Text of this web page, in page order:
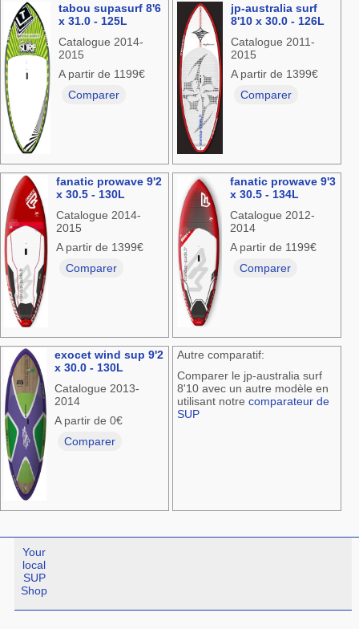
tabou supasurf 8'6
x 31.0 - 125L
Catalogue 2014-
2015
A partir de 1199€
Comparer
jp-australia surf
8'10 x 30.0 - 126L
Catalogue 2011-
2015
A partir de 1399€
Comparer
fanatic prowave 9'2
x 30.5 - 130L
Catalogue 2014-
2015
A partir de 1399€
Comparer
fanatic prowave 9'3
x 30.5 - 134L
Catalogue 2012-
2014
A partir de 1199€
Comparer
exocet wind sup 9'2
x 30.0 - 130L
Catalogue 2013-
2014
A partir de 0€
Comparer
Autre comparatif:
Comparer le jp-australia surf
8'10 avec un autre modèle en
utilisant notre comparateur de
SUP
Your
local
SUP
Shop